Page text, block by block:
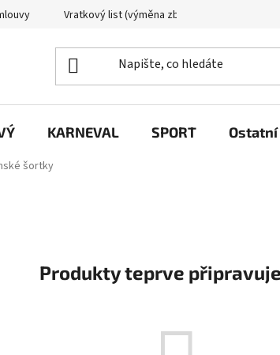
Vratkový list (výměna zboží)
KARNEVAL SPORT Ostatní
šortky
Produkty teprve